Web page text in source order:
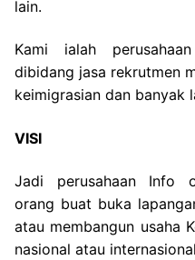
lain.
Kami ialah
dibidang jasa rekrutmen
keimigrasian dan banyak
VISI
Jadi perusahaan Info
orang buat buka
atau membangun usaha
nasional atau